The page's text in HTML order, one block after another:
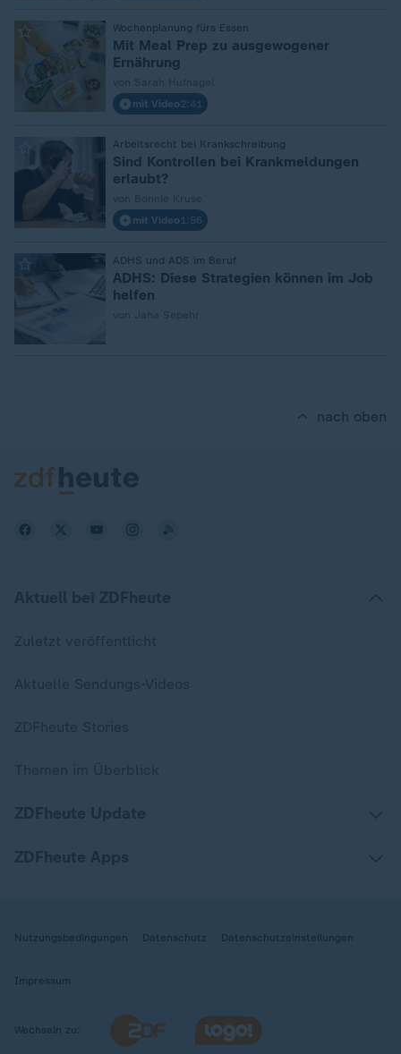
Wochenplanung fürs Essen
Mit Meal Prep zu ausgewogener
Ernährung
mit Video2:41
Arbeitsrecht bei Krankschreibung
Sind Kontrollen bei Krankmeldungen
erlaubt?
mit Video 1:56
ADHS und ADS im Beruf
ADHS: Diese Strategien können im Job
helfen
nach oben
Nutzungsbedingungen Datenschutz Datenschutzeinstellungen
Impressum
Wechseln zu: